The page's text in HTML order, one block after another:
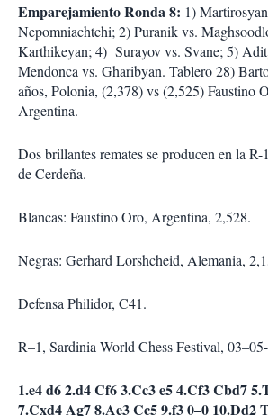
Emparejamiento Ronda 8: 1)
Nepomniachtchi; 2) Puranik vs.
Karthikeyan; 4) Surayov vs. Svane; 5)
Mendonca vs. Gharibyan. Tablero 28)
años, Polonia, (2,378) vs (2,525) Faustino
Argentina.
Dos brillantes remates se producen en la
de Cerdeña.
Blancas: Faustino Oro, Argentina, 2,528.
Negras: Gerhard Lorshcheid, Alemania,
Defensa Philidor, C41.
R–1, Sardinia World Chess Festival,
1.e4 d6 2.d4 Cf6 3.Cc3 e5 4.Cf3 Cbd7
7.Cxd4 Ag7 8.Ae3 Cc5 9.f3 0–0 10.Dd2